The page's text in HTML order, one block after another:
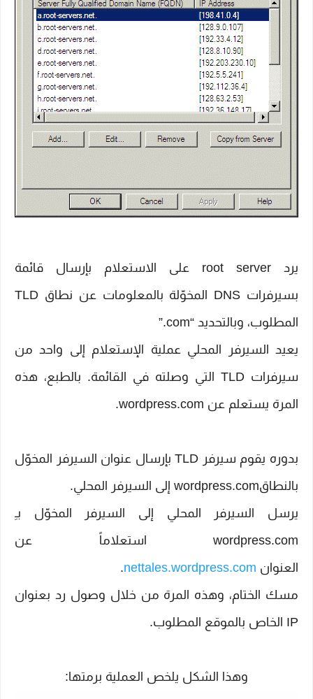
يرد root server على الاستعلام بإرسال قائمة
بسيرفرات DNS المخوّلة بالمعلومات عن نطاق TLD
المطلوب، وبالتحديد “com.”
يعيد السيرفر المحلي عملية الإستعلام إلى واحد من
سيرفرات TLD التي وصلته في القائمة. بالطبع، هذه
المرة يستعلم عن wordpress.com.
بدوره يقوم سيرفر TLD بإرسال عنوان السيرفر المخوّل
بالنطاقwordpress.com إلى السيرفر المحلي.
يرسل السيرفر المحلي إلى السيرفر المخوّل بـِ
wordpress.com استعلاماً عن
العنوان nettales.wordpress.com
.
مسك الختام، وهذه المرة من خلال وصول رد بعنوان
IP الخاص بالموقع المطلوب.
وهذا الشكل يلخص العملية برمتها: